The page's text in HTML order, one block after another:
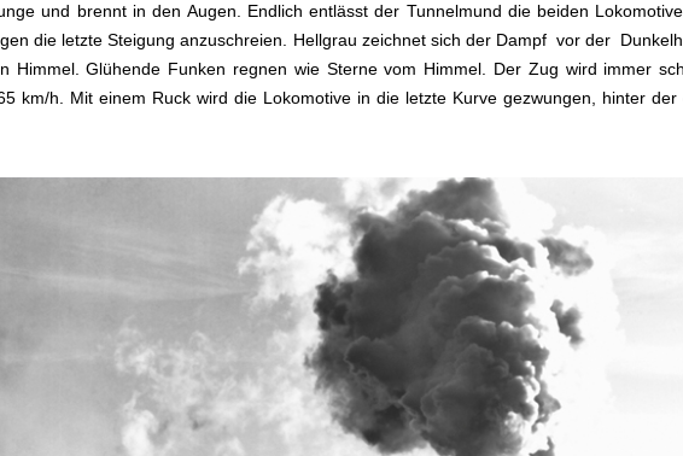
und brennt in den Augen. Endlich entlässt der Tunnelmund die beiden
die letzte Steigung anzuschreien. Hellgrau zeichnet sich der Dampf vor der
Himmel. Glühende Funken regnen wie Sterne vom Himmel. Der Zug wird immer
km/h. Mit einem Ruck wird die Lokomotive in die letzte Kurve gezwungen, hinter der